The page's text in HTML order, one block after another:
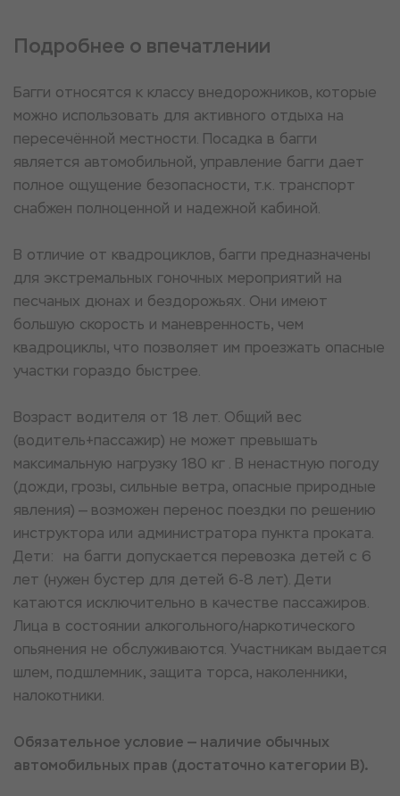
Подробнее о впечатлении
Багги относятся к классу внедорожников, которые
можно использовать для активного отдыха на
пересечённой местности. Посадка в багги
является автомобильной, управление багги дает
полное ощущение безопасности, т.к. транспорт
снабжен полноценной и надежной кабиной.
В отличие от квадроциклов, багги предназначены
для экстремальных гоночных мероприятий на
песчаных дюнах и бездорожьях. Они имеют
большую скорость и маневренность, чем
квадроциклы, что позволяет им проезжать опасные
участки гораздо быстрее.
Возраст водителя от 18 лет. Общий вес
(водитель+пассажир) не может превышать
максимальную нагрузку 180 кг . В ненастную погоду
(дожди, грозы, сильные ветра, опасные природные
явления) — возможен перенос поездки по решению
инструктора или администратора пункта проката.
Дети: на багги допускается перевозка детей с 6
лет (нужен бустер для детей 6-8 лет). Дети
катаются исключительно в качестве пассажиров.
Лица в состоянии алкогольного/наркотического
опьянения не обслуживаются. Участникам выдается
шлем, подшлемник, защита торса, наколенники,
налокотники.
Обязательное условие — наличие обычных
автомобильных прав (достаточно категории В).